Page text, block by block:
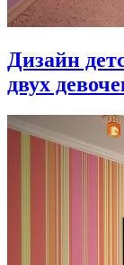
Дизайн
двух